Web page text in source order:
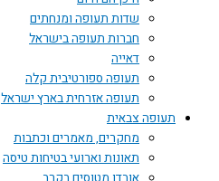
שדות תעופה ומנחתים
חברות תעופה בישראל
דאייה
תעופה ספורטיבית קלה
תעופה אזרחית בארץ ישראל
תעופה צבאית
מחקרים, מאמרים וכתבות
תאונות וארועי בטיחות טיסה